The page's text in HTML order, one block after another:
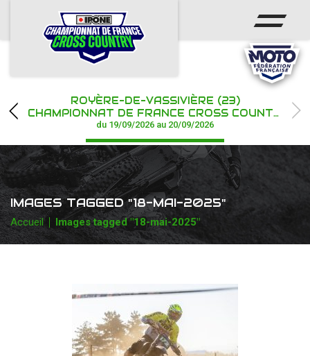
ACCUEIL
ACTUS
CHAMPIONNAT
RÉSULTATS
PHOTOS / WEB TV
PARTENAIRES
ROYÈRE-DE-VASSIVIÈRE (23)
CHAMPIONNAT DE FRANCE CROSS COUNTRY IPONE
du 19/09/2026 au 20/09/2026
IMAGES TAGGED "18-MAI-2025"
Accueil Images tagged "18-mai-2025"